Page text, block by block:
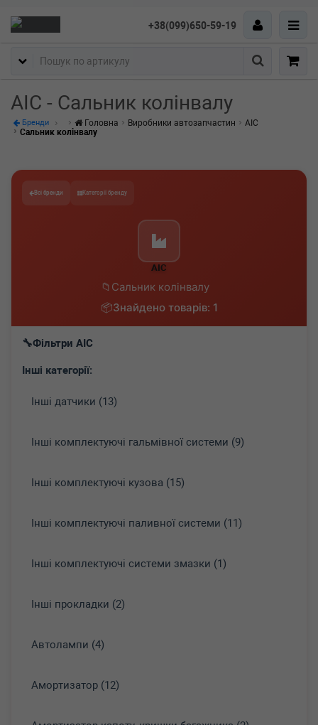
+38(099)650-59-19
Пошук
AIC - Сальник колінвалу
Бренди Головна Виробники автозапчастин
AIC
Сальник колінвалу
Всі бренди Категорії бренду
AIC
Сальник колінвалу
Знайдено товарів: 1
Фільтри AIC
Інші категорії:
Інші датчики (13)
Інші комплектуючі гальмівної системи (9)
Інші комплектуючі кузова (15)
Інші комплектуючі паливної системи (11)
Інші комплектуючі системи змазки (1)
Інші прокладки (2)
Автолампи (4)
Амортизатор (12)